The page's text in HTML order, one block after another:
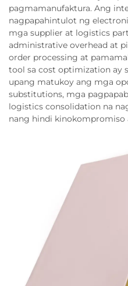
pagmamanufaktura. Ang
nagpapahintulot ng
mga supplier at logistics
administrative overhead at
order processing at
tool sa cost optimization ay
upang matukoy ang mga
substitutions, mga
logistics consolidation na
nang hindi kinokompromiso